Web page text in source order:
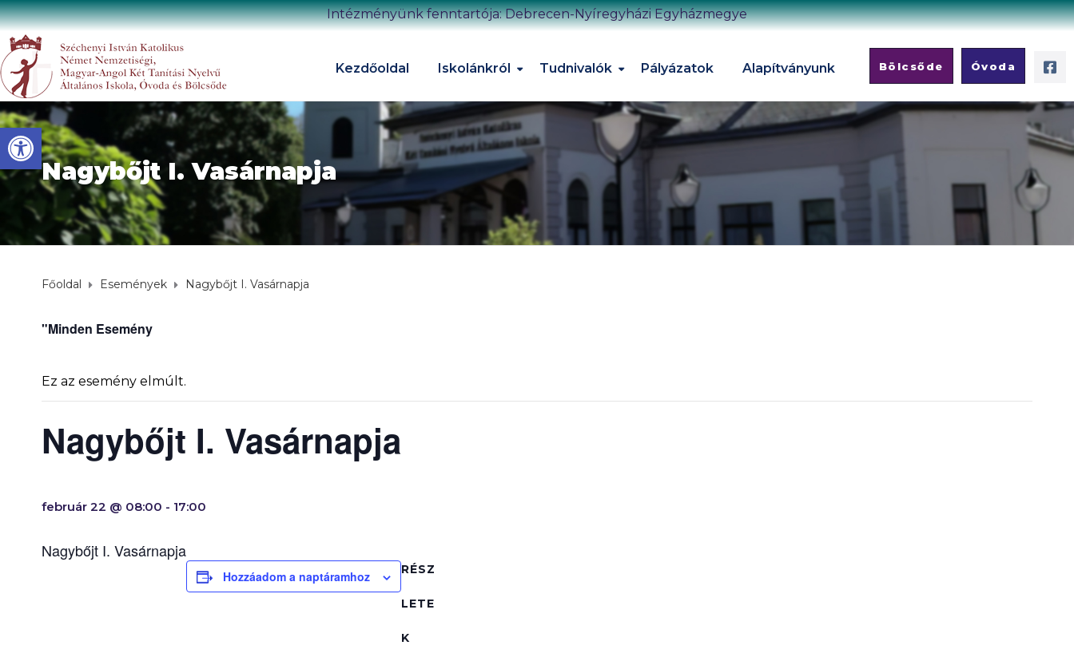
Eszköztár megnyitása
Intézményünk fenntartója: Debrecen-Nyíregyházi Egyházmegye
Kezdőoldal Iskolánkról Tudnivalók Pályázatok Alapítványunk Bölcsőde Óvoda
Nagybőjt I. Vasárnapja
Főoldal Események Nagybőjt I. Vasárnapja
"Minden Esemény
Ez az esemény elmúlt.
Nagybőjt I. Vasárnapja
február 22 @ 08:00 - 17:00
Nagybőjt I. Vasárnapja
Hozzáadom a naptáramhoz RÉSZ
LETE
K